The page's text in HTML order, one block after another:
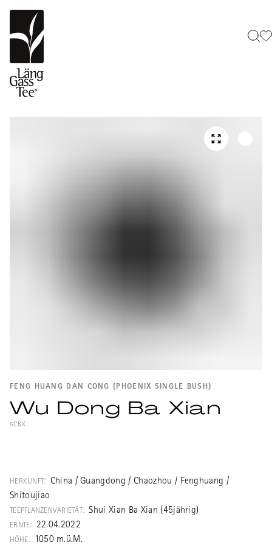
FENG HUANG DAN CONG (PHOENIX SINGLE BUSH)
Wu Dong Ba Xian
5CBX
am Berg Wudong, einer der besten Lagen
für Phoenix Single Bush. Baxian ist eine
ältere Untervarietät von Shuixian und
gehört zur Duftkategorie der Zhilanxiang,
"Sesamorchideenduft". Der Name Baxian
HERKUNFT:
China / Guangdong / Chaozhou / Fenghuang /
Shitoujiao
TEEPFLANZENVARIETÄT: Shui Xian Ba Xian (45jährig)
ERNTE: 22.04.2022
HÖHE: 1050 m.ü.M.